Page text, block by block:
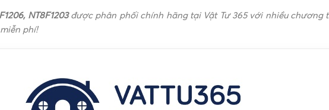
NT8F1203được phân phối chính hãng tại Vật Tư 365 với nhiều chương
phí!